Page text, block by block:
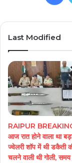
Last Modified
RAIPUR
आज रात होने वाला था
ज्वेलरी शॉप में थी डकैती
चलने वाली थी गोली,